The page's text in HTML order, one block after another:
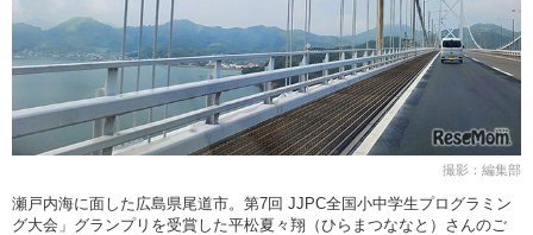
撮影：編集部
瀬戸内海に面した広島県尾道市。第7回 JJPC全国小中学生プログラミン
グ大会」グランプリを受賞した平松夏々翔（ひらまつななと）さんのご